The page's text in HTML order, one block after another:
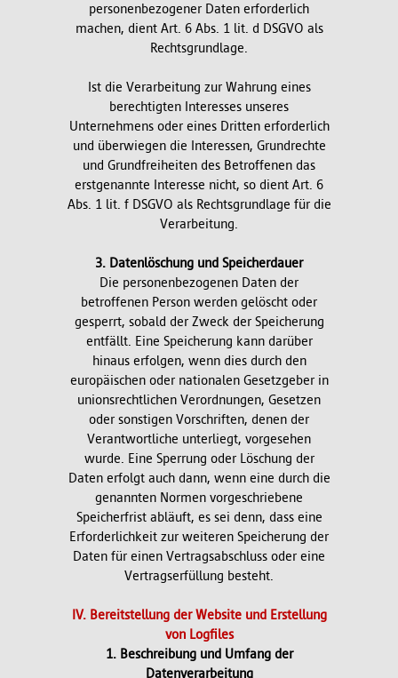
personenbezogener Daten erforderlich
machen, dient Art. 6 Abs. 1 lit. d DSGVO als
Rechtsgrundlage.
Ist die Verarbeitung zur Wahrung eines
berechtigten Interesses unseres
Unternehmens oder eines Dritten erforderlich
und überwiegen die Interessen, Grundrechte
und Grundfreiheiten des Betroffenen das
erstgenannte Interesse nicht, so dient Art. 6
Abs. 1 lit. f DSGVO als Rechtsgrundlage für die
Verarbeitung.
3. Datenlöschung und Speicherdauer
Die personenbezogenen Daten der
betroffenen Person werden gelöscht oder
gesperrt, sobald der Zweck der Speicherung
entfällt. Eine Speicherung kann darüber
hinaus erfolgen, wenn dies durch den
europäischen oder nationalen Gesetzgeber in
unionsrechtlichen Verordnungen, Gesetzen
oder sonstigen Vorschriften, denen der
Verantwortliche unterliegt, vorgesehen
wurde. Eine Sperrung oder Löschung der
Daten erfolgt auch dann, wenn eine durch die
genannten Normen vorgeschriebene
Speicherfrist abläuft, es sei denn, dass eine
Erforderlichkeit zur weiteren Speicherung der
Daten für einen Vertragsabschluss oder eine
Vertragserfüllung besteht.
IV. Bereitstellung der Website und Erstellung
von Logfiles
1. Beschreibung und Umfang der
Datenverarbeitung